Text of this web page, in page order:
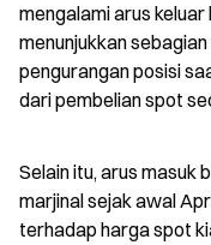
mengalami arus
menunjukkan
pengurangan posisi
dari pembelian spot
Selain itu, arus masuk
marjinal sejak awal
terhadap harga spot